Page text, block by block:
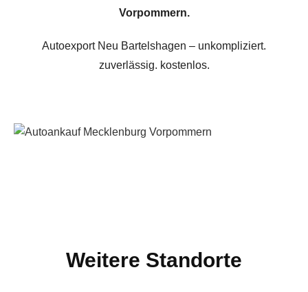
Vorpommern.
Autoexport Neu Bartelshagen – unkompliziert.
zuverlässig. kostenlos.
Weitere Standorte